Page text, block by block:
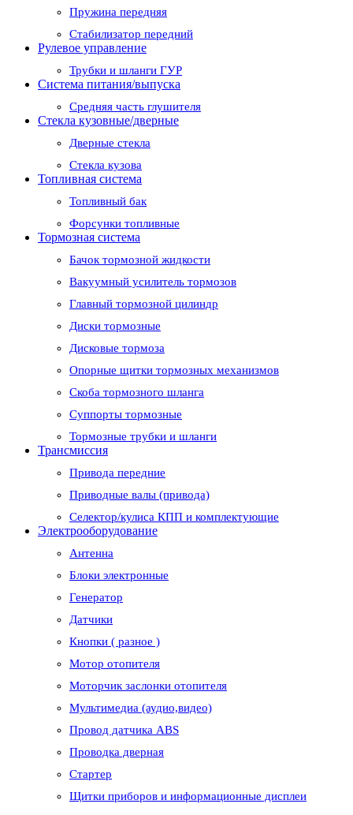
Пружина передняя
Стабилизатор передний
Рулевое управление
Трубки и шланги ГУР
Система питания/выпуска
Средняя часть глушителя
Стекла кузовные/дверные
Дверные стекла
Стекла кузова
Топливная система
Топливный бак
Форсунки топливные
Тормозная система
Бачок тормозной жидкости
Вакуумный усилитель тормозов
Главный тормозной цилиндр
Диски тормозные
Дисковые тормоза
Опорные щитки тормозных механизмов
Скоба тормозного шланга
Суппорты тормозные
Тормозные трубки и шланги
Трансмиссия
Привода передние
Приводные валы (привода)
Селектор/кулиса КПП и комплектующие
Электрооборудование
Антенна
Блоки электронные
Генератор
Датчики
Кнопки ( разное )
Мотор отопителя
Моторчик заслонки отопителя
Мультимедиа (аудио,видео)
Провод датчика ABS
Проводка дверная
Стартер
Щитки приборов и информационные дисплеи